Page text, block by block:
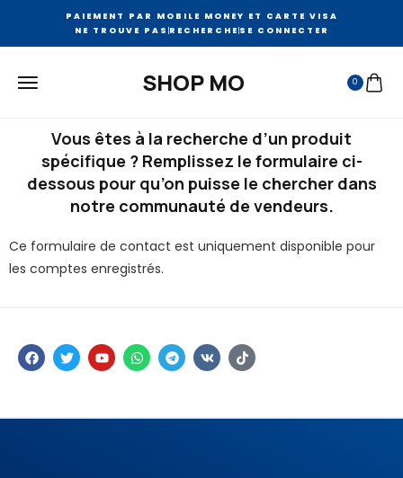
PAIEMENT PAR MOBILE MONEY ET CARTE VISA
NE TROUVE PAS RECHERCHESE CONNECTER
SHOP MO 0
Vous êtes à la recherche d’un produit
spécifique ? Remplissez le formulaire ci-
dessous pour qu’on puisse le chercher dans
notre communauté de vendeurs.
Ce formulaire de contact est uniquement disponible pour
les comptes enregistrés.